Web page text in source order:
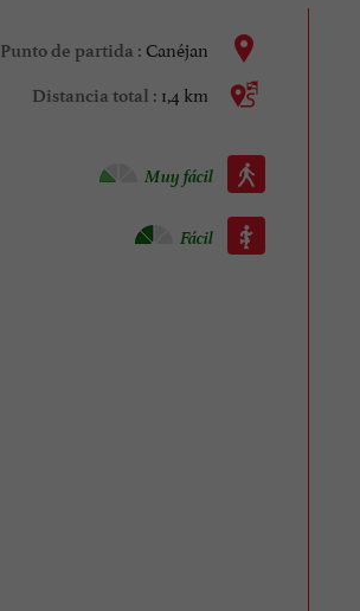
Punto de partida : Canéjan
Distancia total : 1,4 km
Caminata :
Muy fácil
Roller :
Fácil